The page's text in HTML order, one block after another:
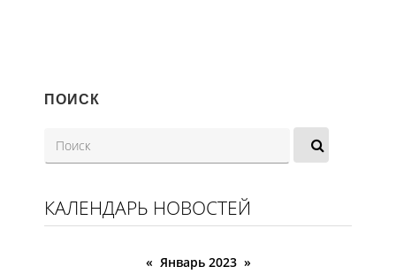
ПОИСК
КАЛЕНДАРЬ НОВОСТЕЙ
« Январь 2023 »